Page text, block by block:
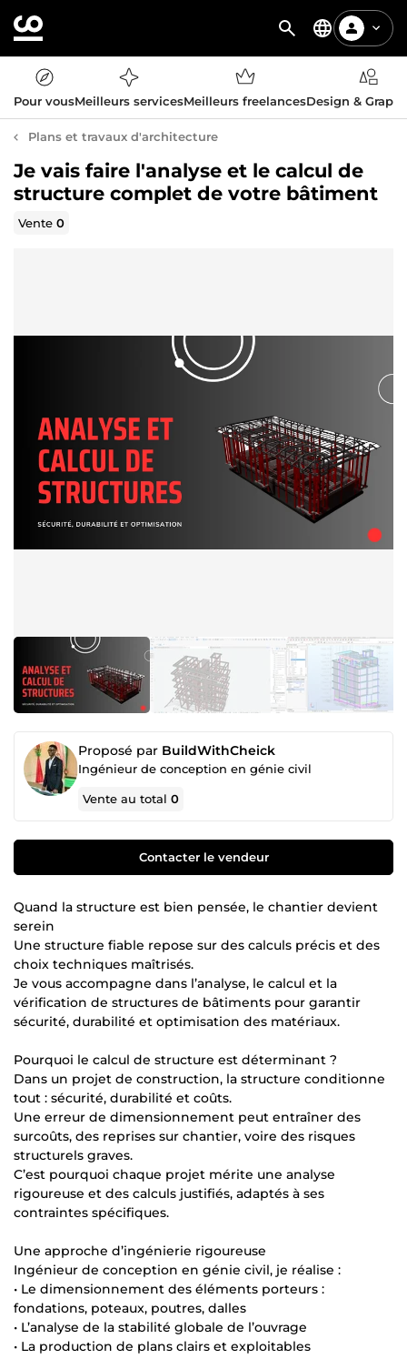
Pour vousMeilleurs servicesMeilleurs freelancesDesign &
Plans et travaux d'architecture
Je vais faire l'analyse et le calcul de
structure complet de votre bâtiment
Vente0
Proposé par BuildWithCheick
Ingénieur de conception en génie civil
Vente au total0
Contacter le vendeur
Quand la structure est bien pensée, le chantier devient
serein
Une structure fiable repose sur des calculs précis et des
choix techniques maîtrisés.
Je vous accompagne dans l’analyse, le calcul et la
vérification de structures de bâtiments pour garantir
sécurité, durabilité et optimisation des matériaux.
Pourquoi le calcul de structure est déterminant ?
Dans un projet de construction, la structure conditionne
tout : sécurité, durabilité et coûts.
Une erreur de dimensionnement peut entraîner des
surcoûts, des reprises sur chantier, voire des risques
structurels graves.
C’est pourquoi chaque projet mérite une analyse
rigoureuse et des calculs justifiés, adaptés à ses
contraintes spécifiques.
Une approche d’ingénierie rigoureuse
Ingénieur de conception en génie civil, je réalise :
• Le dimensionnement des éléments porteurs :
fondations, poteaux, poutres, dalles
• L’analyse de la stabilité globale de l’ouvrage
• La production de plans clairs et exploitables